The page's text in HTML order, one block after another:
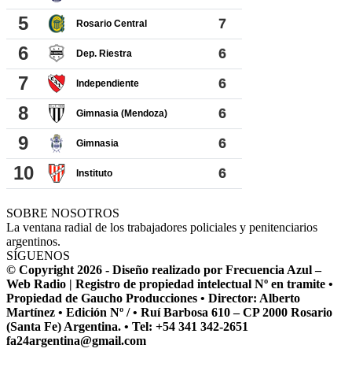
SOBRE NOSOTROS
La ventana radial de los trabajadores policiales y penitenciarios
argentinos.
SÍGUENOS
© Copyright 2026 - Diseño realizado por Frecuencia Azul –
Web Radio | Registro de propiedad intelectual Nº en tramite •
Propiedad de Gaucho Producciones • Director: Alberto
Martínez • Edición Nº / • Ruí Barbosa 610 – CP 2000 Rosario
(Santa Fe) Argentina. • Tel: +54 341 342-2651
fa24argentina@gmail.com